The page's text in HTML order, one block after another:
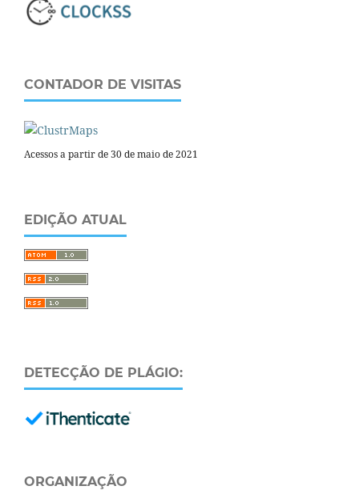
CONTADOR DE VISITAS
Acessos a partir de 30 de maio de 2021
EDIÇÃO ATUAL
DETECÇÃO DE PLÁGIO:
ORGANIZAÇÃO